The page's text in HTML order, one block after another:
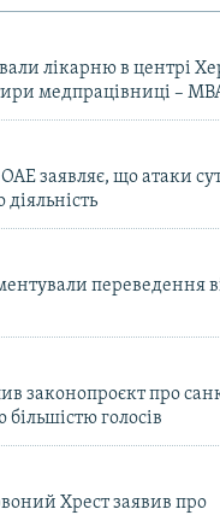
лікарню в центрі
медпрацівниці –
заявляє, що атаки
переведення
законопроєкт про
голосів
Хрест заявив про